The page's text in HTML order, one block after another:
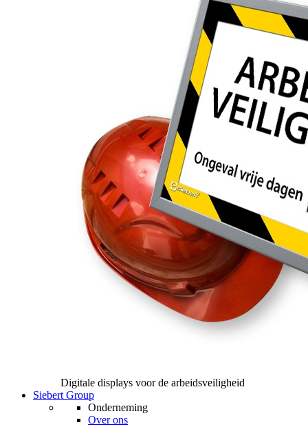
Digitale displays voor de arbeidsveiligheid
Siebert Group
Onderneming
Over ons